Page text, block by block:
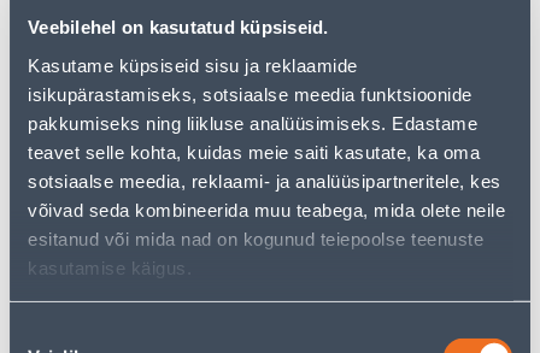
Veebilehel on kasutatud küpsiseid.
Kasutame küpsiseid sisu ja reklaamide
isikupärastamiseks, sotsiaalse meedia funktsioonide
pakkumiseks ning liikluse analüüsimiseks. Edastame
teavet selle kohta, kuidas meie saiti kasutate, ka oma
sotsiaalse meedia, reklaami- ja analüüsipartneritele, kes
võivad seda kombineerida muu teabega, mida olete neile
esitanud või mida nad on kogunud teiepoolse teenuste
kasutamise käigus.
• Lõikeketas, mille paksus on vaid 0,75 mm.
• Sobib enim õhukestele profiilidele,
ümarmaterjalidele, plekile jne.
• 14-päevane tagastusõigus.
Eeldatav kojuvedu 3,69 € al. 2-5 tööpäeva
Tarne pakiautomaati al. 2,29 € al. 2-5 tööpäeva
Poest kätte, alates 10.08.2026